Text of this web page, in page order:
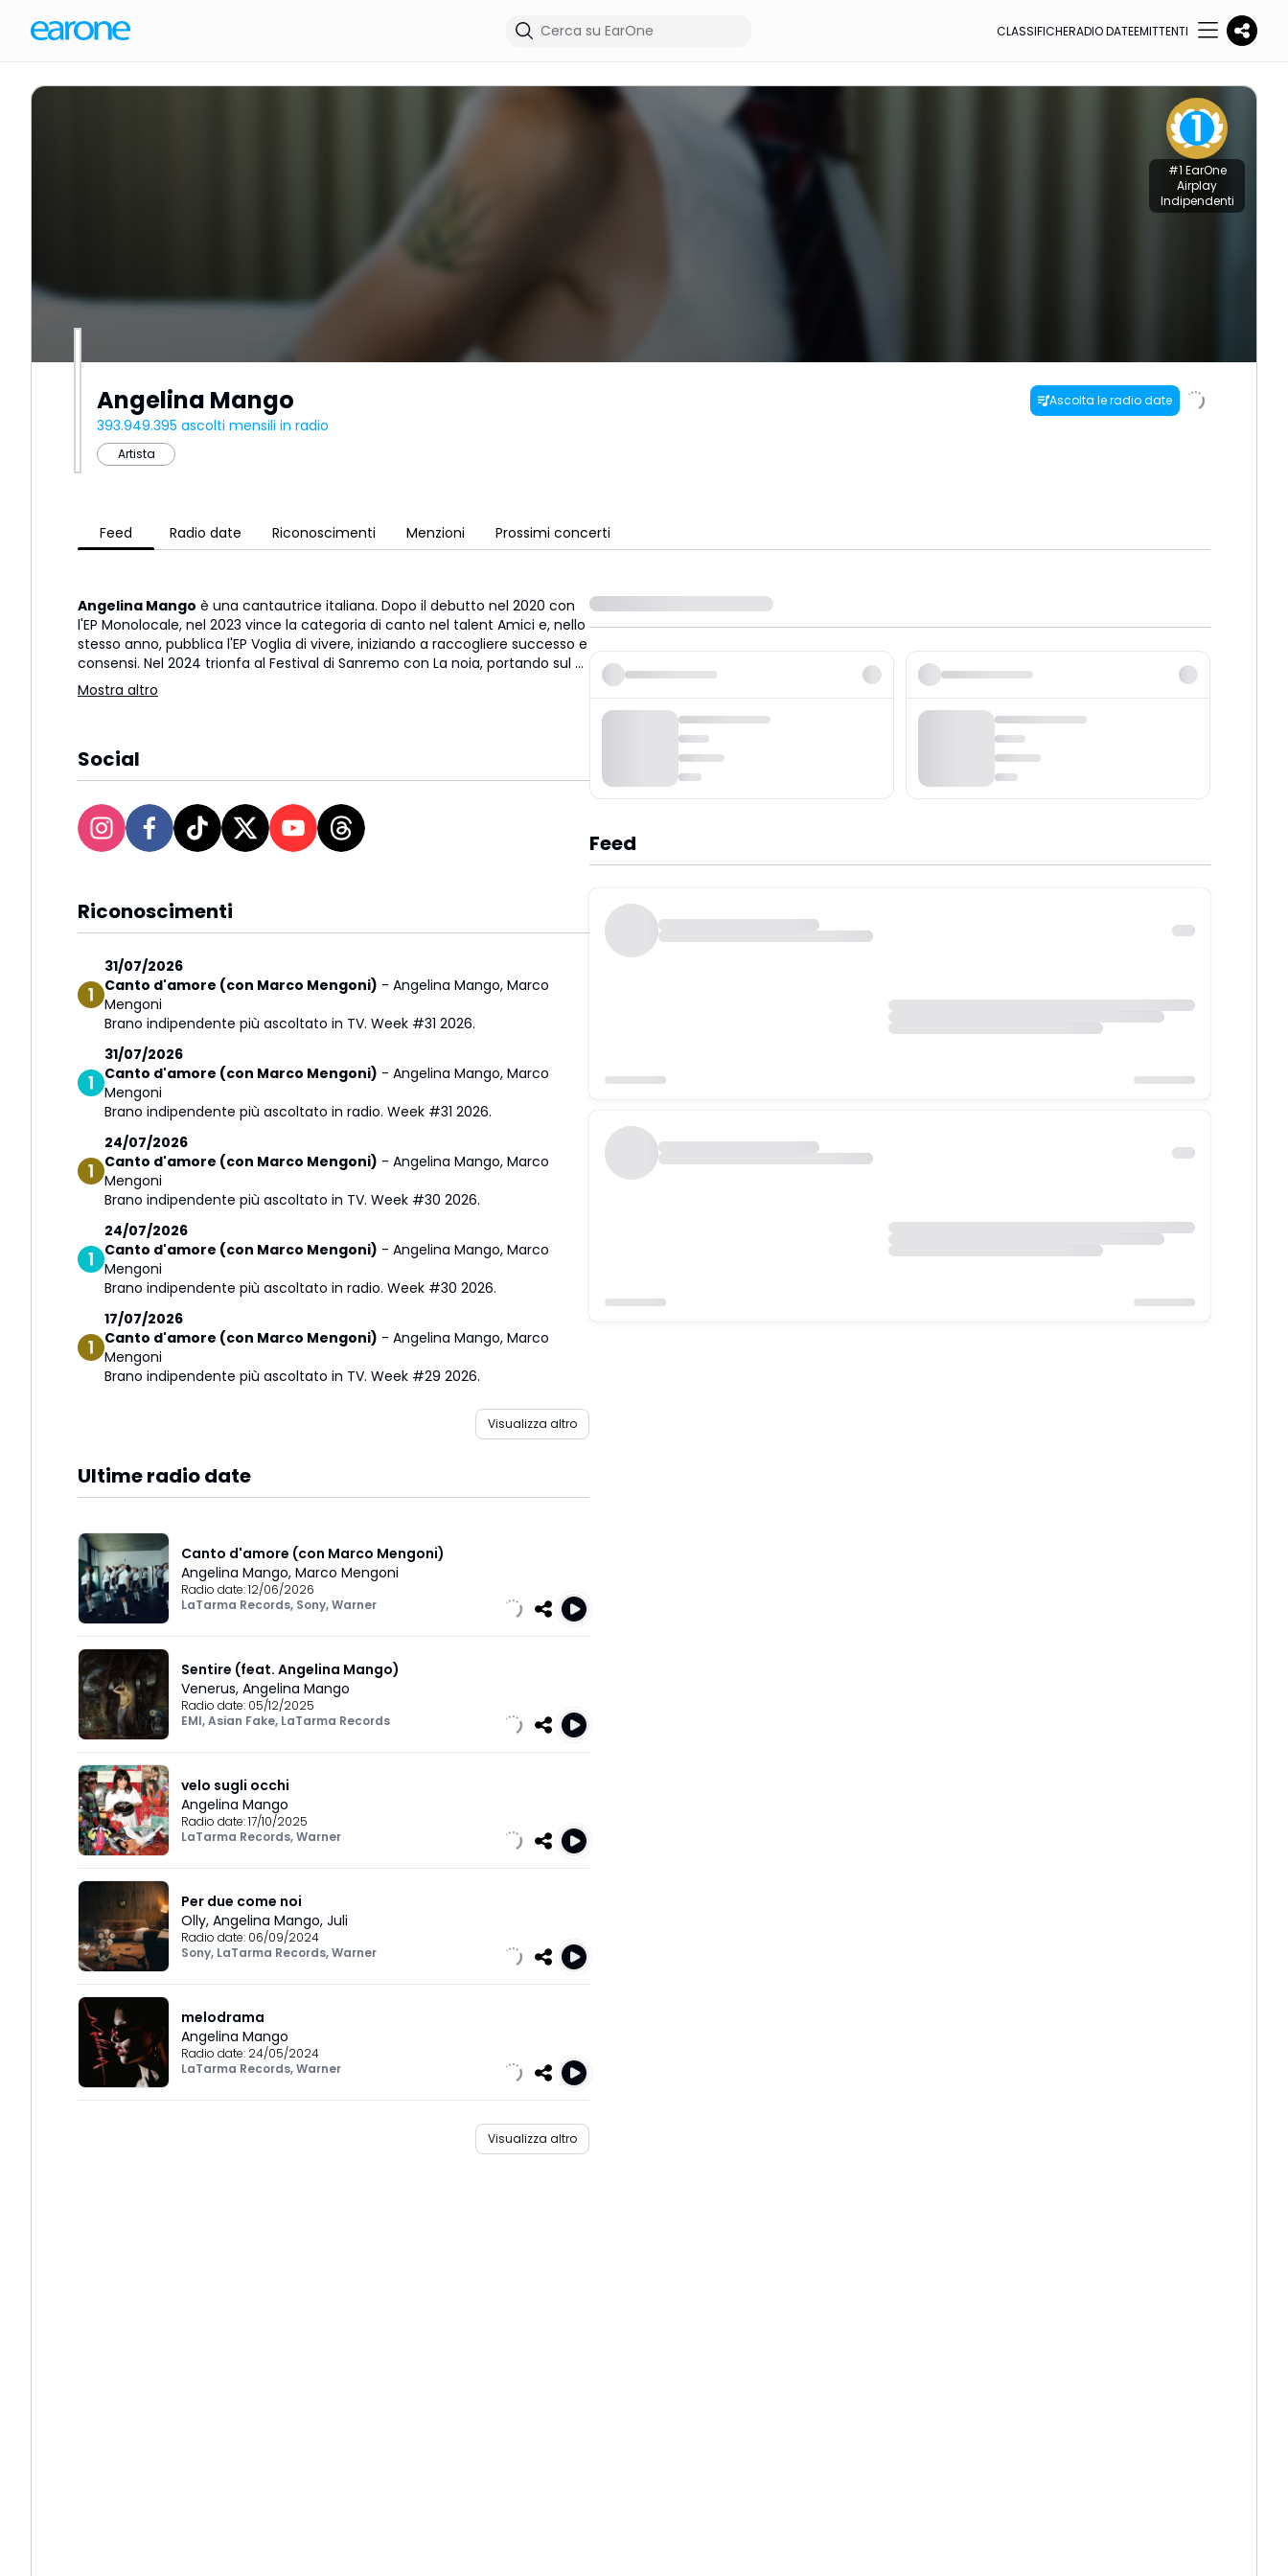
CLASSIFICHERADIO DATEEMITTENTI
#1 EarOne
Airplay
Indipendenti
Angelina Mango Ascolta le radio date
393.949.395 ascolti mensili in radio
Artista
Feed Radio date Riconoscimenti Menzioni Prossimi concerti
Angelina Mango è una cantautrice italiana. Dopo il debutto nel 2020 con
l'EP Monolocale, nel 2023 vince la categoria di canto nel talent Amici e, nello
stesso anno, pubblica l'EP Voglia di vivere, iniziando a raccogliere successo e
consensi. Nel 2024 trionfa al Festival di Sanremo con La noia, portando sul ...
Mostra altro
Social
Riconoscimenti
31/07/2026
Canto d'amore (con Marco Mengoni) - Angelina Mango, Marco
Mengoni
Brano indipendente più ascoltato in TV. Week #31 2026.
31/07/2026
Canto d'amore (con Marco Mengoni) - Angelina Mango, Marco
Mengoni
Brano indipendente più ascoltato in radio. Week #31 2026.
24/07/2026
Canto d'amore (con Marco Mengoni) - Angelina Mango, Marco
Mengoni
Brano indipendente più ascoltato in TV. Week #30 2026.
24/07/2026
Canto d'amore (con Marco Mengoni) - Angelina Mango, Marco
Mengoni
Brano indipendente più ascoltato in radio. Week #30 2026.
17/07/2026
Canto d'amore (con Marco Mengoni) - Angelina Mango, Marco
Mengoni
Brano indipendente più ascoltato in TV. Week #29 2026.
Visualizza altro
Ultime radio date
Canto d'amore (con Marco Mengoni)
Angelina Mango, Marco Mengoni
Radio date:12/06/2026
LaTarma Records, Sony,Warner
Sentire (feat. Angelina Mango)
Venerus, Angelina Mango
Radio date: 05/12/2025
EMI,Asian Fake, LaTarma Records
velo sugli occhi
Angelina Mango
Radio date:17/10/2025
LaTarma Records,Warner
Per due come noi
Olly, Angelina Mango, Juli
Radio date: 06/09/2024
Sony, LaTarma Records,Warner
melodrama
Angelina Mango
Radio date: 24/05/2024
LaTarma Records,Warner
Visualizza altro
Feed